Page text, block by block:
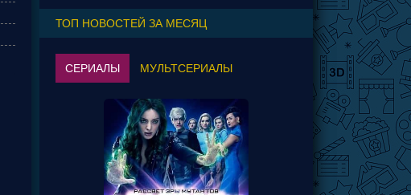
ТОП НОВОСТЕЙ ЗА МЕСЯЦ
СЕРИАЛЫ МУЛЬТСЕРИАЛЫ